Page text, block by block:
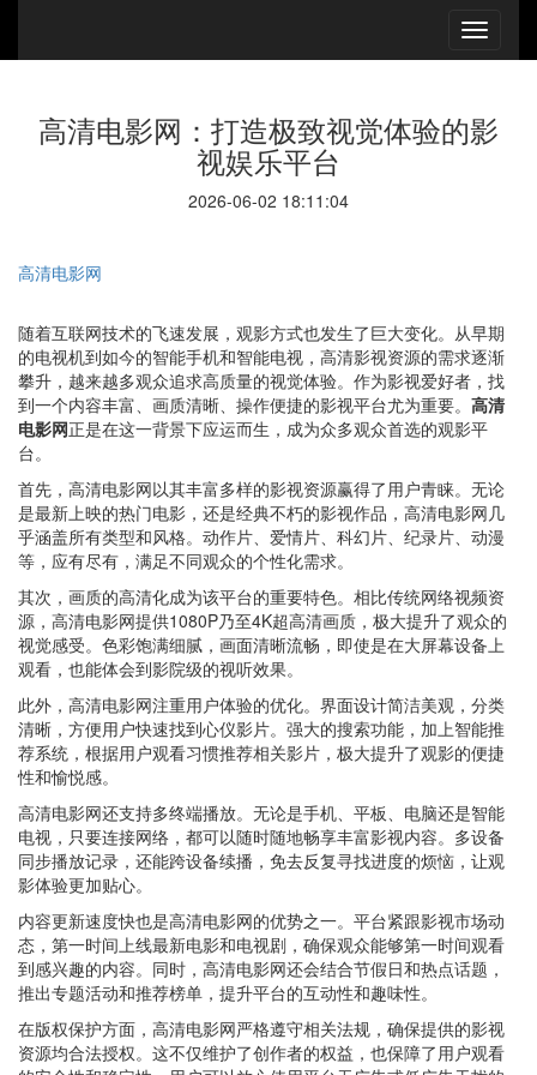
高清电影网：打造极致视觉体验的影
视娱乐平台
2026-06-02 18:11:04
高清电影网
随着互联网技术的飞速发展，观影方式也发生了巨大变化。从早期
的电视机到如今的智能手机和智能电视，高清影视资源的需求逐渐
攀升，越来越多观众追求高质量的视觉体验。作为影视爱好者，找
到一个内容丰富、画质清晰、操作便捷的影视平台尤为重要。 高清
电影网正是在这一背景下应运而生，成为众多观众首选的观影平
台。
首先，高清电影网以其丰富多样的影视资源赢得了用户青睐。无论
是最新上映的热门电影，还是经典不朽的影视作品，高清电影网几
乎涵盖所有类型和风格。动作片、爱情片、科幻片、纪录片、动漫
等，应有尽有，满足不同观众的个性化需求。
其次，画质的高清化成为该平台的重要特色。相比传统网络视频资
源，高清电影网提供1080P乃至4K超高清画质，极大提升了观众的
视觉感受。色彩饱满细腻，画面清晰流畅，即使是在大屏幕设备上
观看，也能体会到影院级的视听效果。
此外，高清电影网注重用户体验的优化。界面设计简洁美观，分类
清晰，方便用户快速找到心仪影片。强大的搜索功能，加上智能推
荐系统，根据用户观看习惯推荐相关影片，极大提升了观影的便捷
性和愉悦感。
高清电影网还支持多终端播放。无论是手机、平板、电脑还是智能
电视，只要连接网络，都可以随时随地畅享丰富影视内容。多设备
同步播放记录，还能跨设备续播，免去反复寻找进度的烦恼，让观
影体验更加贴心。
内容更新速度快也是高清电影网的优势之一。平台紧跟影视市场动
态，第一时间上线最新电影和电视剧，确保观众能够第一时间观看
到感兴趣的内容。同时，高清电影网还会结合节假日和热点话题，
推出专题活动和推荐榜单，提升平台的互动性和趣味性。
在版权保护方面，高清电影网严格遵守相关法规，确保提供的影视
资源均合法授权。这不仅维护了创作者的权益，也保障了用户观看